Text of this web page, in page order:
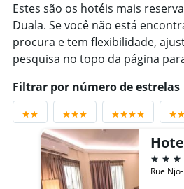
Estes são os hotéis mais
Duala. Se você não está
procura e tem flexibilidade,
pesquisa no topo da página
Filtrar por número de estrelas
4